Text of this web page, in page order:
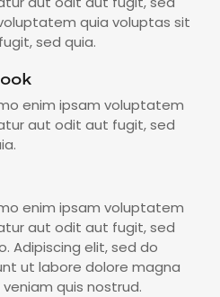
quia voluptas sit
sed quia.
enim ipsam voluptatem
aut odit aut fugit, sed
enim ipsam voluptatem
aut odit aut fugit, sed
Adipiscing elit, sed do
ut labore dolore magna
quis nostrud.